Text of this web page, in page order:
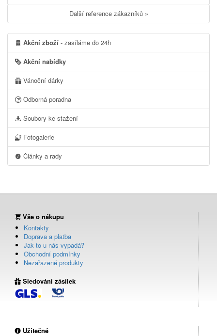
Další reference zákazníků »
Akční zboží - zasíláme do 24h
Akční nabídky
Vánoční dárky
Odborná poradna
Soubory ke stažení
Fotogalerie
Články a rady
Vše o nákupu
Kontakty
Doprava a platba
Jak to u nás vypadá?
Obchodní podmínky
Nezařazené produkty
Sledování zásilek
Užitečné